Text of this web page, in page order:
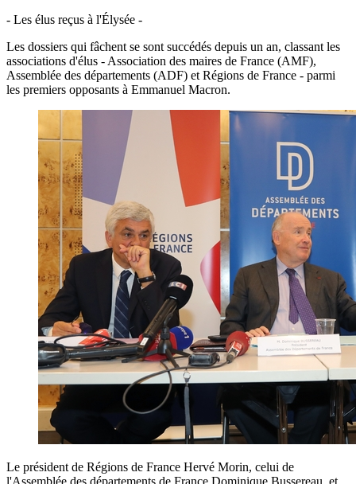
- Les élus reçus à l'Élysée -
Les dossiers qui fâchent se sont succédés depuis un an, classant les
associations d'élus - Association des maires de France (AMF),
Assemblée des départements (ADF) et Régions de France - parmi
les premiers opposants à Emmanuel Macron.
Le président de Régions de France Hervé Morin, celui de
l'Assemblée des départements de France Dominique Bussereau, et